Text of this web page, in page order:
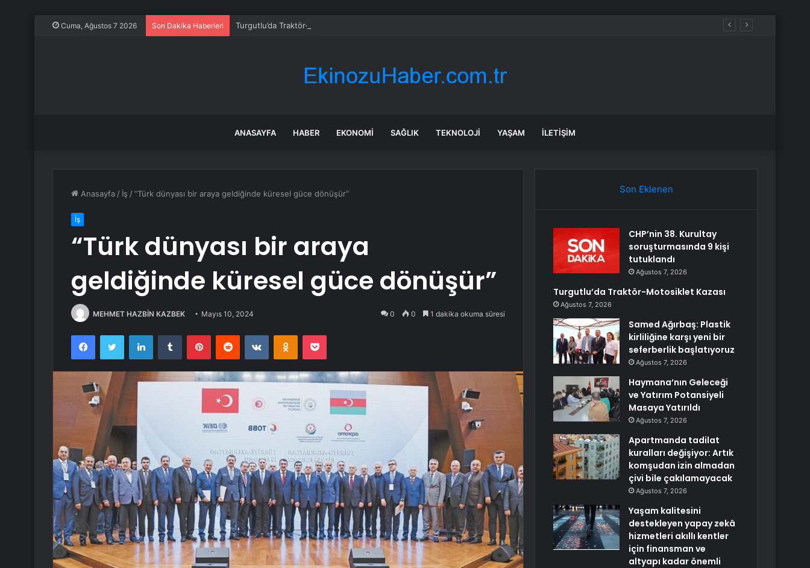
Cuma, Ağustos 7 2026 Son Dakika Haberleri Turgutlu’da Traktör-Motosiklet Kazası
ANASAYFA HABER EKONOMI SAĞLIK TEKNOLOJI YAŞAM İLETIŞIM
Anasayfa / İş /“Türk dünyası bir araya geldiğinde küresel güce dönüşür”
İş
“Türk dünyası bir araya
geldiğinde küresel güce dönüşür”
MEHMET HAZBİN KAZBEK Mayıs 10, 2024 0 0 1 dakika okuma süresi
FacebookTwitter LinkedInTumblr PinterestReddit VKontakteOdnoklassniki
Pocket
Son Eklenen
CHP’nin 38. Kurultay
soruşturmasında 9 kişi
tutuklandı
Ağustos 7, 2026
Turgutlu’da Traktör-Motosiklet Kazası
Ağustos 7, 2026
Samed Ağırbaş: Plastik
kirliliğine karşı yeni bir
seferberlik başlatıyoruz
Ağustos 7, 2026
Haymana’nın Geleceği
ve Yatırım Potansiyeli
Masaya Yatırıldı
Ağustos 7, 2026
Apartmanda tadilat
kuralları değişiyor: Artık
komşudan izin almadan
çivi bile çakılamayacak
Ağustos 7, 2026
Yaşam kalitesini
destekleyen yapay zekâ
hizmetleri akıllı kentler
için finansman ve
altyapı kadar önemli